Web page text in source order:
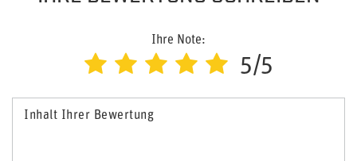
Ihre Note:
5/5
Inhalt Ihrer Bewertung